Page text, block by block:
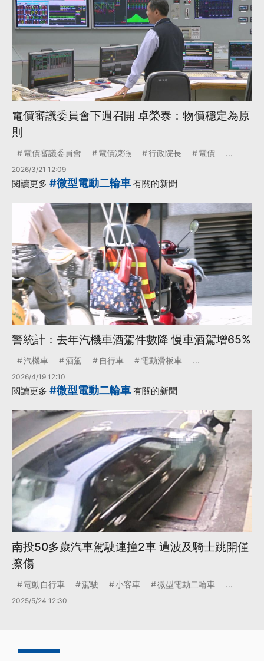
電價審議委員會下週召開 卓榮泰：物價穩定為原
則
電價審議委員會 電價凍漲 行政院長 電價 ...
2026/3/21 12:09
閱讀更多 #微型電動二輪車 有關的新聞
警統計：去年汽機車酒駕件數降 慢車酒駕增65%
汽機車 酒駕 自行車 電動滑板車 ...
2026/4/19 12:10
閱讀更多 #微型電動二輪車 有關的新聞
南投50多歲汽車駕駛連撞2車 遭波及騎士跳開僅
擦傷
電動自行車 駕駛 小客車 微型電動二輪車 ...
2025/5/24 12:30